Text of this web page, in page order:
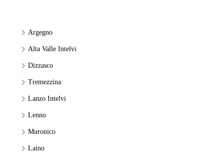
Argegno
Alta Valle Intelvi
Dizzasco
Tremezzina
Lanzo Intelvi
Lenno
Muronico
Laino